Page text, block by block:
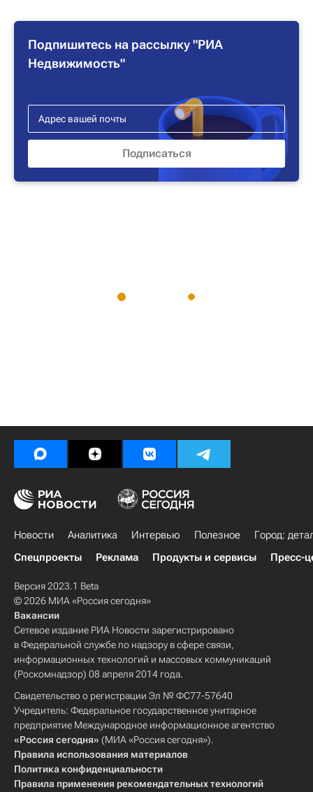
Подпишитесь на рассылку "РИА
Недвижимость"
Новости Аналитика Интервью Полезное
Город:
Спецпроекты
Реклама Продукты и сервисы Пресс-
Версия 2023.1 Beta
© 2026 МИА «Россия сегодня»
Вакансии
Сетевое издание РИА Новости зарегистрировано
в Федеральной службе по надзору в сфере связи,
информационных технологий и массовых коммуникаций
(Роскомнадзор) 08 апреля 2014 года.
Свидетельство о регистрации Эл № ФС77-57640
Учредитель: Федеральное государственное унитарное
предприятие Международное информационное агентство
«Россия сегодня» (МИА «Россия сегодня»).
Правила использования материалов
Политика конфиденциальности
Правила применения рекомендательных технологий